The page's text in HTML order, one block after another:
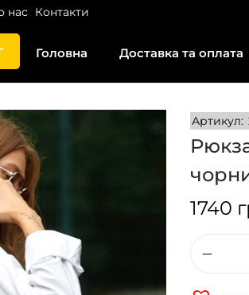
нас Контакти
Головна Доставка та оплата
Артикул:
1740